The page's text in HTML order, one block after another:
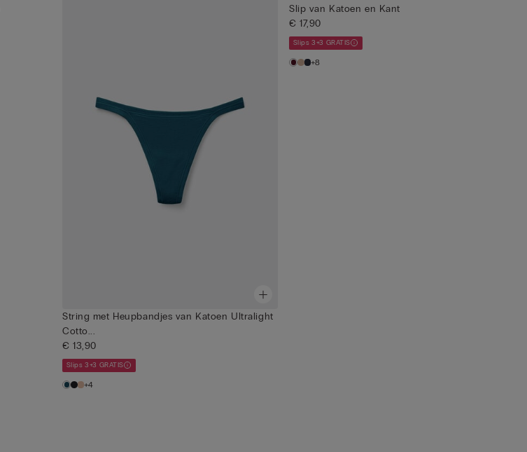
String met Heupbandjes van Katoen Ultralight
Cotto...
€ 13,90
Slips 3+3 GRATIS
+4
Slip van Katoen en Kant
€ 17,90
Slips 3+3 GRATIS
+8